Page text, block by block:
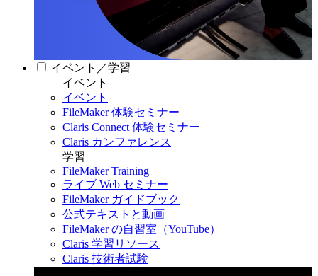
イベント／学習
イベント
イベント
FileMaker 体験セミナー
Claris Connect 体験セミナー
Claris カンファレンス
学習
FileMaker Training
ライブ Web セミナー
FileMaker ガイドブック
公式テキストと動画
FileMaker の自習室（YouTube）
Claris 学習リソース
Claris 技術者試験